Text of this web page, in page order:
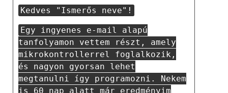
Kedves "Ismerős neve"!
Egy ingyenes e-mail alapú
tanfolyamon vettem részt, amely
mikrokontrollerrel foglalkozik,
és nagyon gyorsan lehet
megtanulni így programozni. Nekem
is 60 nap alatt már eredményim